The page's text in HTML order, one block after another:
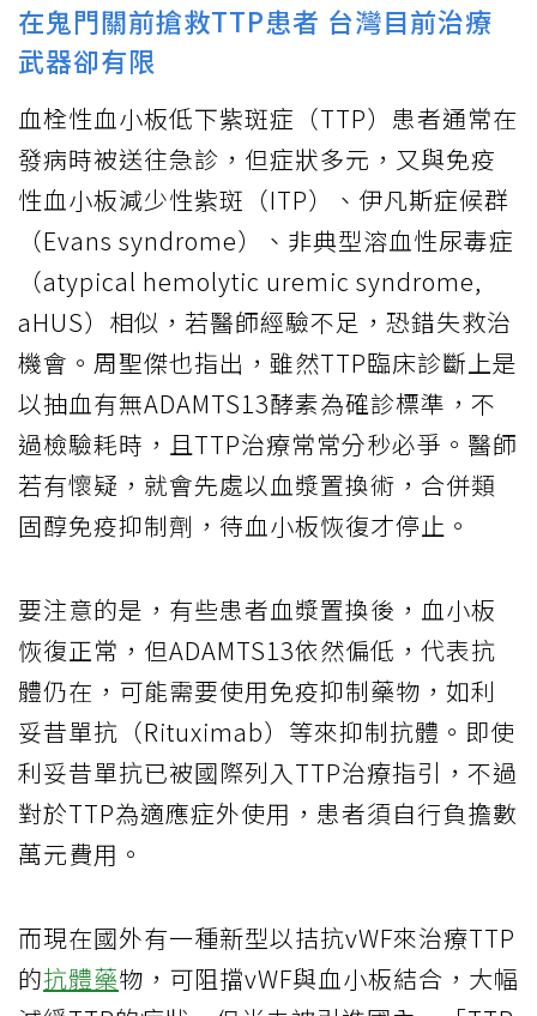
在鬼門關前搶救TTP患者 台灣目前治療
武器卻有限
血栓性血小板低下紫斑症（TTP）患者通常在
發病時被送往急診，但症狀多元，又與免疫
性血小板減少性紫斑（ITP）、伊凡斯症候群
（Evans syndrome）、非典型溶血性尿毒症
（atypical hemolytic uremic syndrome,
aHUS）相似，若醫師經驗不足，恐錯失救治
機會。周聖傑也指出，雖然TTP臨床診斷上是
以抽血有無ADAMTS13酵素為確診標準，不
過檢驗耗時，且TTP治療常常分秒必爭。醫師
若有懷疑，就會先處以血漿置換術，合併類
固醇免疫抑制劑，待血小板恢復才停止。
要注意的是，有些患者血漿置換後，血小板
恢復正常，但ADAMTS13依然偏低，代表抗
體仍在，可能需要使用免疫抑制藥物，如利
妥昔單抗（Rituximab）等來抑制抗體。即使
利妥昔單抗已被國際列入TTP治療指引，不過
對於TTP為適應症外使用，患者須自行負擔數
萬元費用。
而現在國外有一種新型以拮抗vWF來治療TTP
的抗體藥物，可阻擋vWF與血小板結合，大幅